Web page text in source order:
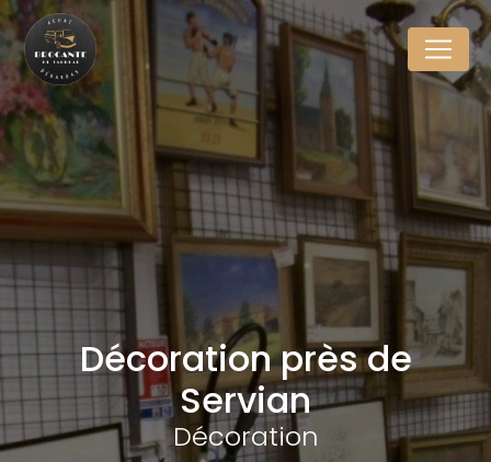
Décoration près de
Servian
Décoration
Panneau de gestion des cookies